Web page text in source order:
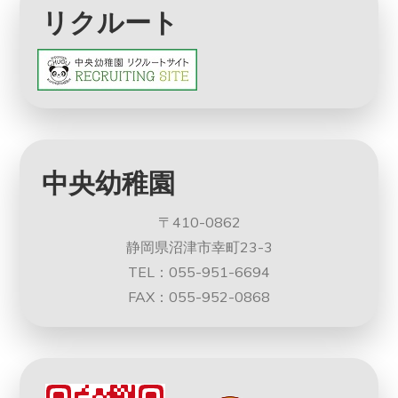
リクルート
中央幼稚園
〒410-0862
静岡県沼津市幸町23-3
TEL：055-951-6694
FAX：055-952-0868